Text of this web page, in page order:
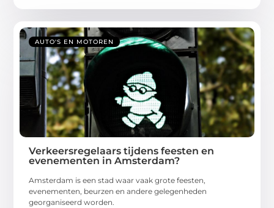
AUTO'S EN MOTOREN
Verkeersregelaars tijdens feesten en
evenementen in Amsterdam?
Amsterdam is een stad waar vaak grote feesten,
evenementen, beurzen en andere gelegenheden
georganiseerd worden.